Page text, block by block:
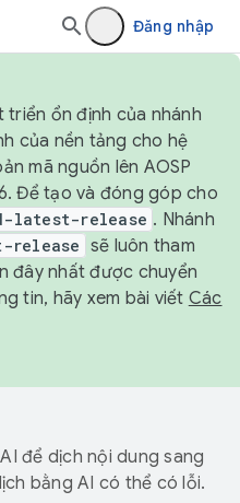
Đăng nhập
ổn định của nhánh
của nền tảng cho hệ
mã nguồn lên AOSP
Để tạo và đóng góp cho
latest-release . Nhánh
release sẽ luôn tham
đây nhất được chuyển
tin, hãy xem bài viết Các
để dịch nội dung sang
bằng AI có thể có lỗi.